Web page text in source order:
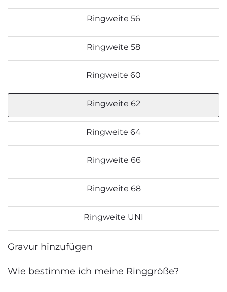
Ringweite 56
Ringweite 58
Ringweite 60
Ringweite 62
Ringweite 64
Ringweite 66
Ringweite 68
Ringweite UNI
Gravur hinzufügen
Wie bestimme ich meine Ringgröße?